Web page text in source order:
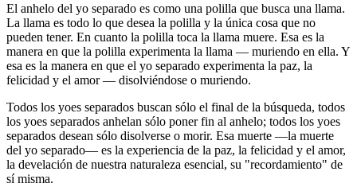
El anhelo del yo separado es como una polilla que busca una llama.
La llama es todo lo que desea la polilla y la única cosa que no
pueden tener. En cuanto la polilla toca la llama muere. Esa es la
manera en que la polilla experimenta la llama ― muriendo en ella. Y
esa es la manera en que el yo separado experimenta la paz, la
felicidad y el amor ― disolviéndose o muriendo.
Todos los yoes separados buscan sólo el final de la búsqueda, todos
los yoes separados anhelan sólo poner fin al anhelo; todos los yoes
separados desean sólo disolverse o morir. Esa muerte ―la muerte
del yo separado― es la experiencia de la paz, la felicidad y el amor,
la develación de nuestra naturaleza esencial, su "recordamiento" de
sí misma.